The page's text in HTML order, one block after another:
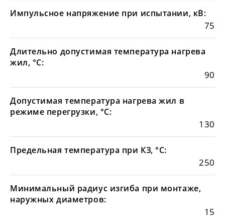
Импульсное напряжение при испытании, кВ:
75
Длительно допустимая температура нагрева
жил, °С:
90
Допустимая температура нагрева жил в
режиме перегрузки, °С:
130
Предельная температура при КЗ, °С:
250
Минимальный радиус изгиба при монтаже,
наружных диаметров:
15